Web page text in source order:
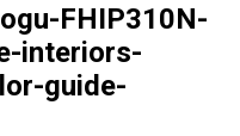
FHIP310N-
interiors-
guide-